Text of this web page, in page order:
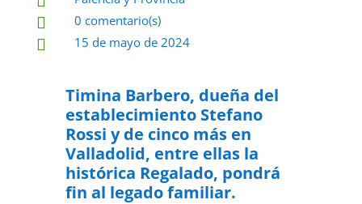
 0 comentario(s)
 15 de mayo de 2024
Timina Barbero, dueña del
establecimiento Stefano
Rossi y de cinco más en
Valladolid, entre ellas la
histórica Regalado, pondrá
fin al legado familiar.